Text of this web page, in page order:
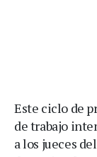
Este ciclo de
de trabajo
a los jueces